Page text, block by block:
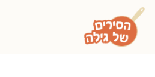
לדלג
לתוכן